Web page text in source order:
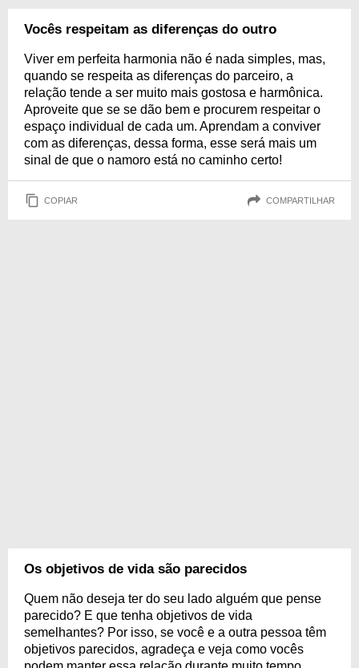
Vocês respeitam as diferenças do outro
Viver em perfeita harmonia não é nada simples, mas,
quando se respeita as diferenças do parceiro, a
relação tende a ser muito mais gostosa e harmônica.
Aproveite que se se dão bem e procurem respeitar o
espaço individual de cada um. Aprendam a conviver
com as diferenças, dessa forma, esse será mais um
sinal de que o namoro está no caminho certo!
COPIAR COMPARTILHAR
Os objetivos de vida são parecidos
Quem não deseja ter do seu lado alguém que pense
parecido? E que tenha objetivos de vida
semelhantes? Por isso, se você e a outra pessoa têm
objetivos parecidos, agradeça e veja como vocês